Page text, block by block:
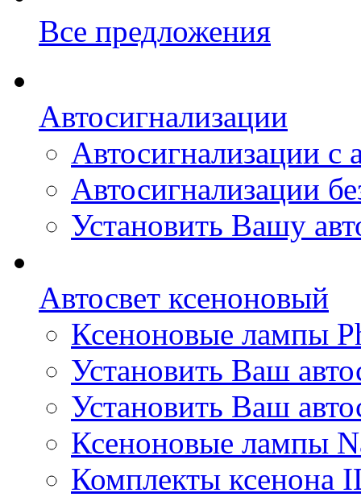
Все предложения
Автосигнализации
Автосигнализации с
Автосигнализации
Установить Вашу
Автосвет ксеноновый
Ксеноновые лампы
Установить Ваш
Установить Ваш
Ксеноновые лампы
Комплекты ксенона